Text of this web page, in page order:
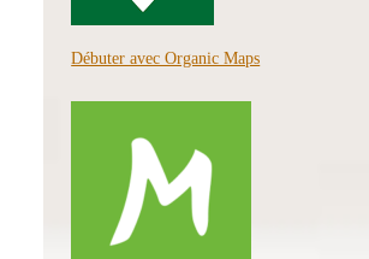
Débuter avec Organic Maps